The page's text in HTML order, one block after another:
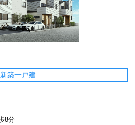
新築一戸建
8分